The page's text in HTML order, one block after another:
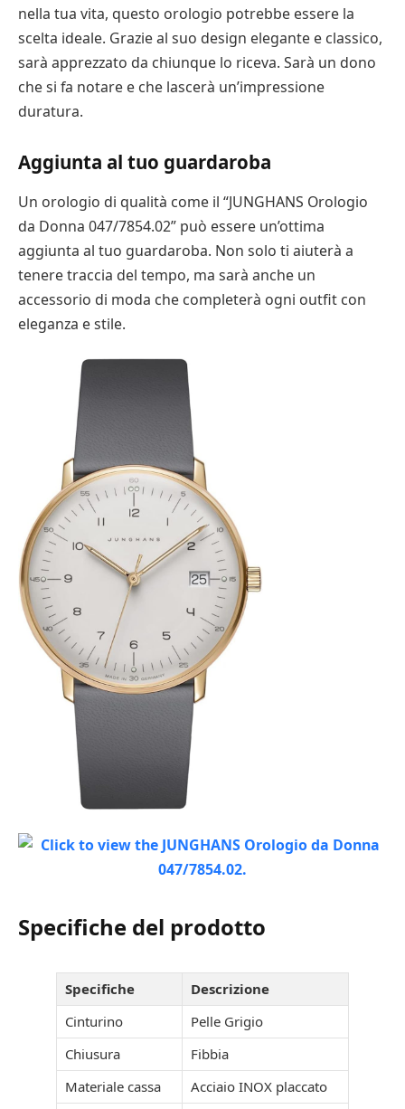
nella tua vita, questo orologio potrebbe essere la
scelta ideale. Grazie al suo design elegante e classico,
sarà apprezzato da chiunque lo riceva. Sarà un dono
che si fa notare e che lascerà un’impressione
duratura.
Aggiunta al tuo guardaroba
Un orologio di qualità come il “JUNGHANS Orologio
da Donna 047/7854.02” può essere un’ottima
aggiunta al tuo guardaroba. Non solo ti aiuterà a
tenere traccia del tempo, ma sarà anche un
accessorio di moda che completerà ogni outfit con
eleganza e stile.
Specifiche del prodotto
Specifiche
Descrizione
Cinturino
Pelle Grigio
Chiusura
Fibbia
Materiale cassa
Acciaio INOX placcato